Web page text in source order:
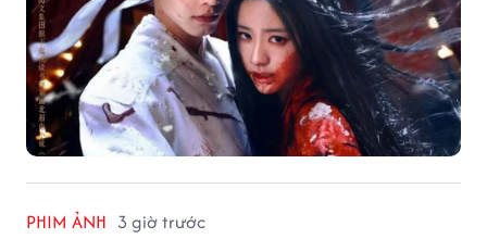
PHIM ẢNH 3 giờ trước